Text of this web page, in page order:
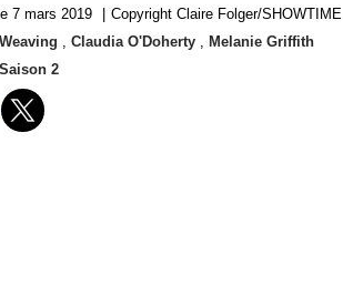
7 mars 2019
Copyright Claire Folger/SHOWTIME
, Claudia O'Doherty , Melanie Griffith
2